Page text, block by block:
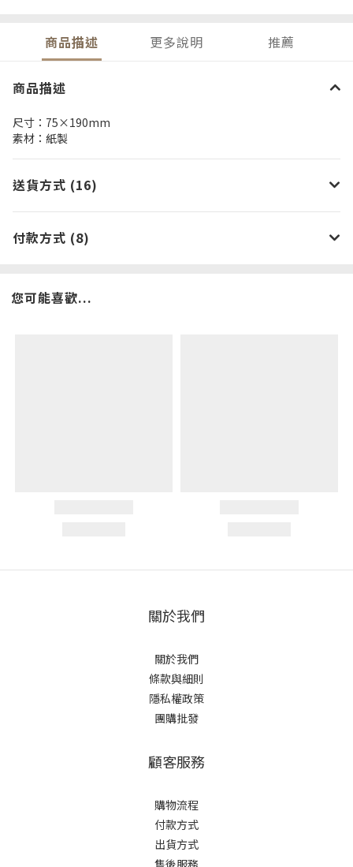
商品描述 更多說明 推薦
商品描述
尺寸：75×190mm
素材：紙製
送貨方式 (16)
付款方式 (8)
您可能喜歡...
關於我們
關於我們
條款與細則
隱私權政策
團購批發
顧客服務
購物流程
付款方式
出貨方式
售後服務